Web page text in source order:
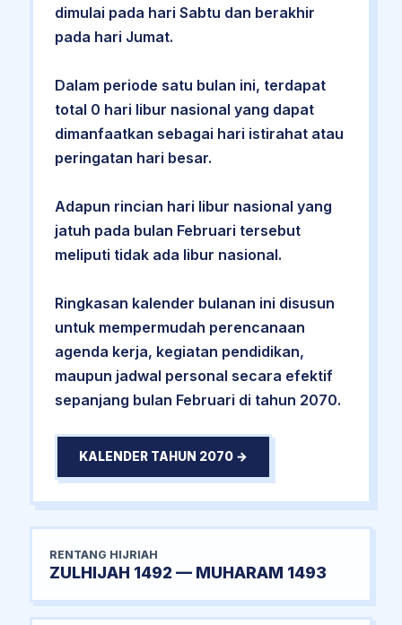
dimulai pada hari Sabtu dan berakhir
pada hari Jumat.
Dalam periode satu bulan ini, terdapat
total 0 hari libur nasional yang dapat
dimanfaatkan sebagai hari istirahat atau
peringatan hari besar.
Adapun rincian hari libur nasional yang
jatuh pada bulan Februari tersebut
meliputi tidak ada libur nasional.
Ringkasan kalender bulanan ini disusun
untuk mempermudah perencanaan
agenda kerja, kegiatan pendidikan,
maupun jadwal personal secara efektif
sepanjang bulan Februari di tahun 2070.
KALENDER TAHUN 2070 →
RENTANG HIJRIAH
ZULHIJAH 1492 — MUHARAM 1493